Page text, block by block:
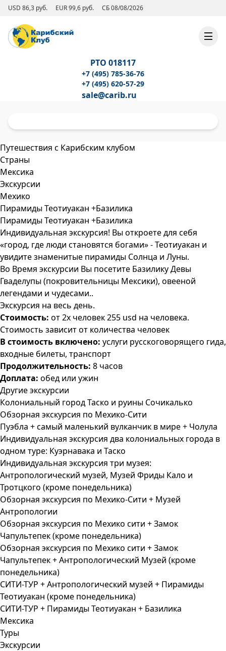
USD 86,3 руб. EUR 99,6 руб. СБ 08/08/2026
РТО 018117
+7 (495) 785-36-76
+7 (495) 620-57-29
sale@carib.ru
Путешествия с Карибским клубом
Страны
Мексика
Экскурсии
Мехико
Пирамиды Теотиуакан +Базилика
Пирамиды Теотиуакан +Базилика
Индивидуальная экскурсия! Вы откроете для себя
«город, где люди становятся богами» - Теотиуакан и
увидите знаменитые пирамиды Солнца и Луны.
Во Время экскурсии Вы посетите Базилику Девы
Гваделупы (покровительницы Мексики), овееной
легендами и чудесами..
Экскурсия на весь день.
Стоимость: от 2х человек 255 usd на человека.
Стоимость зависит от количества человек
В стоимость включено: услуги русскоговорящего гида,
входные билеты, транспорт
Продолжительность: 8 часов
Доплата: обед или ужин
Другие экскурсии
Колониальный город Таско и руины Сочикалько
Обзорная экскурсия по Мехико-Сити
Пуэбла + самый маленький вулканчик в мире + Чолула
Индивидуальная экскурсия два колониальных города в
одном туре: Куэрнавака и Таско
Индивидуальная экскурсия три музея:
Антропологический музей, Музей Фриды Кало и
Тротцкого (кроме понедельника)
Обзорная экскурсия по Мехико-Сити + Музей
Антропологии
Обзорная экскурсия по Мехико сити + Замок
Чапультепек (кроме понедельника)
Обзорная экскурсия по Мехико сити + Замок
Чапультепек + Антропологический Музей (кроме
понедельника)
СИТИ-ТУР + Антропологический музей + Пирамиды
Теотиуакан (кроме понедельника)
СИТИ-ТУР + Пирамиды Теотиуакан + Базилика
Мексика
Туры
Экскурсии